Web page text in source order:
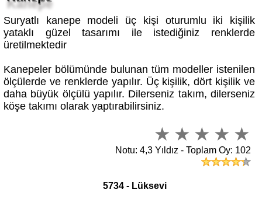
Suryatlı kanepe modeli üç kişi oturumlu iki kişilik
yataklı güzel tasarımı ile istediğiniz renklerde
üretilmektedir
ölçülerde ve renklerde yapılır. Üç kişilik, dört kişilik ve
daha büyük ölçülü yapılır. Dilerseniz takım, dilerseniz
köşe takımı olarak yaptırabilirsiniz.
Notu: 4,3 Yıldız - Toplam Oy: 102